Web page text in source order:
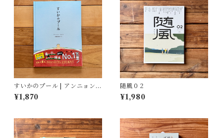
すいかのプール | アンニョン・
タル, 斎藤 真理子(訳)
¥1,870
随風０２
¥1,980